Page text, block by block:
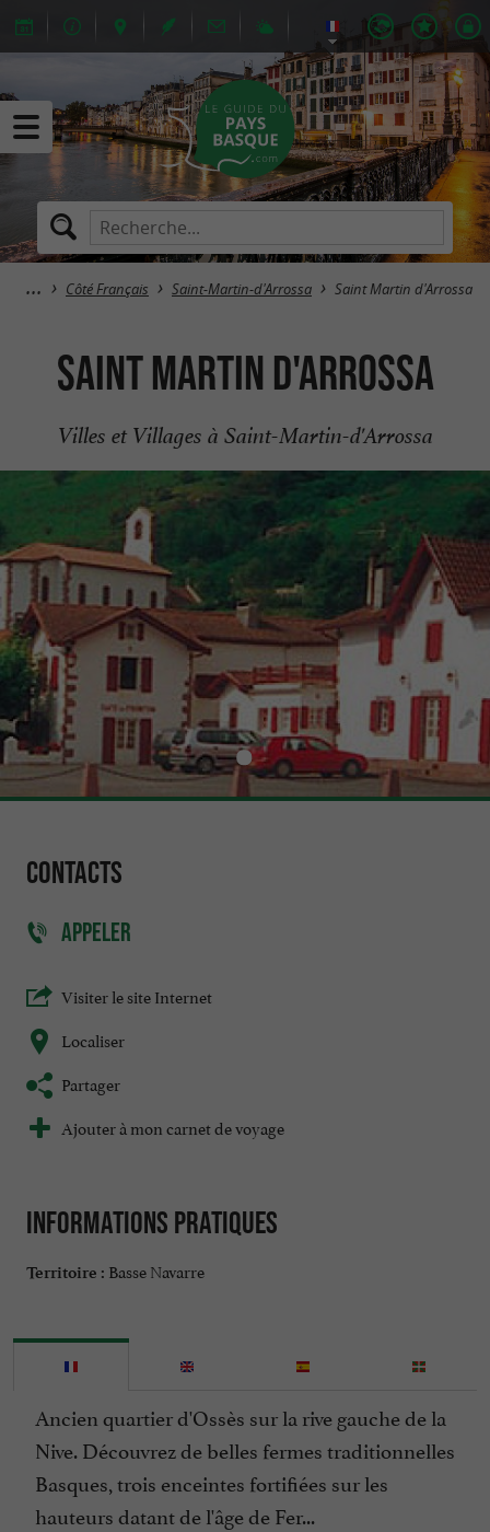
Côté Français Saint-Martin-d'Arrossa Saint Martin d'Arrossa
Saint Martin d'Arrossa
Villes et Villages à Saint-Martin-d'Arrossa
Contacts
APPELER
Visiter le site Internet
Localiser
Partager
Ajouter à mon carnet de voyage
Informations pratiques
Territoire : Basse Navarre
Ancien quartier d'Ossès sur la rive gauche de la
Nive. Découvrez de belles fermes traditionnelles
Basques, trois enceintes fortifiées sur les
hauteurs datant de l'âge de Fer...